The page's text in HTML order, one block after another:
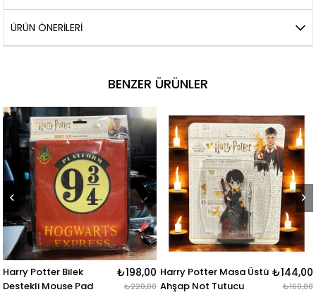
ÜRÜN ÖNERILERI
BENZER ÜRÜNLER
₺198,00
₺220,00
Harry Potter Masa Üstü
Ahşap Not Tutucu
₺144,00
₺160,00
Harry Potter
2li Set